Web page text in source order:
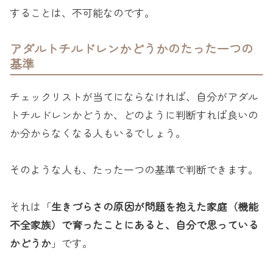
することは、不可能なのです。
アダルトチルドレンかどうかのたった一つの
基準
チェックリストが当てにならなければ、自分がアダル
トチルドレンかどうか、どのように判断すれば良いの
か分からなくなる人もいるでしょう。
そのような人も、たった一つの基準で判断できます。
それは「生きづらさの原因が問題を抱えた家庭（機能
不全家族）で育ったことにあると、自分で思っている
かどうか 」です。